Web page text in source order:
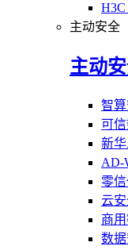
主动安全
主动
智
可
新
AD-
零
云
商
数